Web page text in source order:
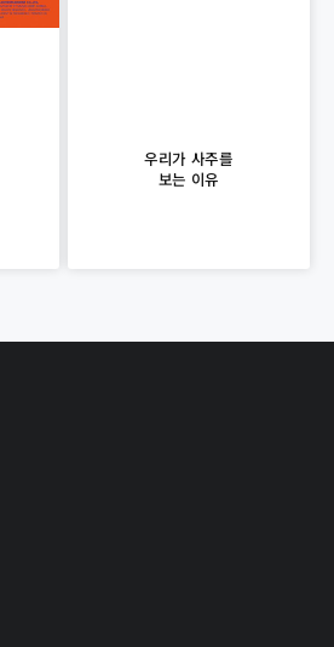
우리가 사주를
보는 이유